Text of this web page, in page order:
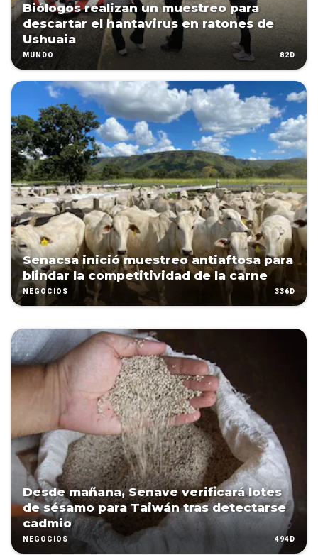
Biólogos realizan un muestreo para
descartar el hantavirus en ratones de
Ushuaia
MUNDO 82D
Senacsa inició muestreo antiaftosa para
blindar la competitividad de la carne
NEGOCIOS 336D
Desde mañana, Senave verificará lotes
de sésamo para Taiwán tras detectarse
cadmio
NEGOCIOS 494D